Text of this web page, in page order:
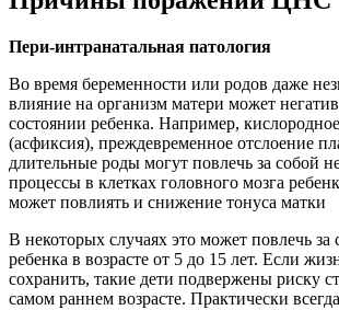
Пери-интранатальная патология
Во время беременности или родов даже
влияние на организм матери может
состоянии ребенка. Например,
(асфиксия), преждевременное отслоение
длительные роды могут повлечь за собой
процессы в клетках головного мозга
может повлиять и снижение тонуса матки
В некоторых случаях это может повлечь за
ребенка в возрасте от 5 до 15 лет. Если
сохранить, такие дети подвержены риску
самом раннем возрасте. Практически